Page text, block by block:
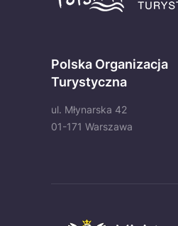
Polska Organizacja
Turystyczna
ul. Młynarska 42
01-171 Warszawa